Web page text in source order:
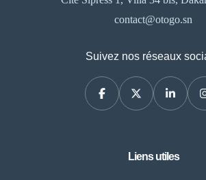
contact@otogo.sn
Suivez nos réseaux
Liens utiles